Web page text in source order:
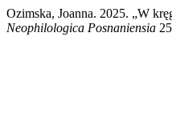
Ozimska, Joanna. 2025. „W
Neophilologica Posnaniensia